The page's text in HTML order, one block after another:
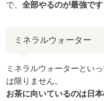
で、 全部やるのが最強です
ミネラルウォーター
ミネラルウォーターとい
は限りません。
お茶に向いているのは日